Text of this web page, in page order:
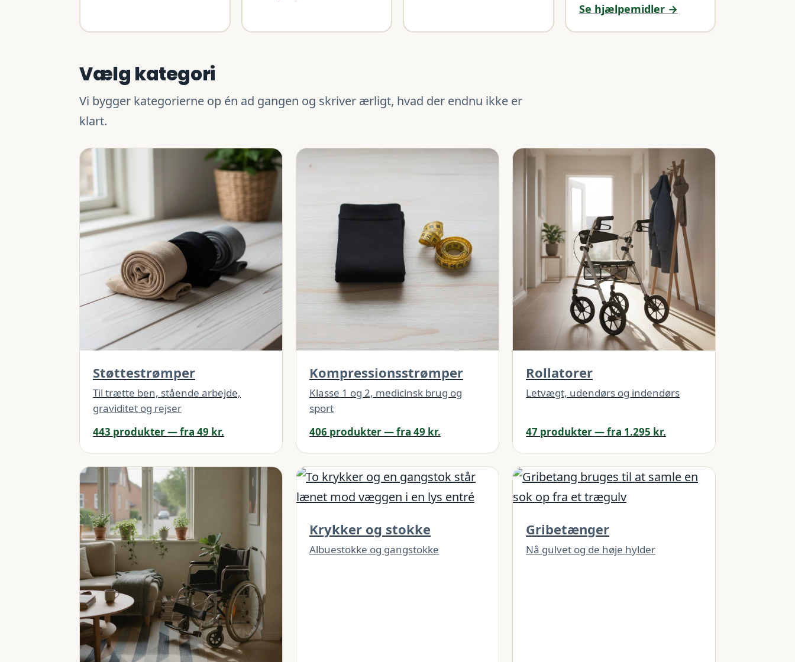
Se hjælpemidler →
Vælg kategori
Vi bygger kategorierne op én ad gangen og skriver ærligt, hvad der endnu ikke er
klart.
Støttestrømper
Til trætte ben, stående arbejde,
graviditet og rejser
443 produkter — fra 49 kr.
Kompressionsstrømper
Klasse 1 og 2, medicinsk brug og
sport
406 produkter — fra 49 kr.
Rollatorer
Letvægt, udendørs og indendørs
47 produkter — fra 1.295 kr.
Krykker og stokke
Albuestokke og gangstokke
Gribetænger
Nå gulvet og de høje hylder